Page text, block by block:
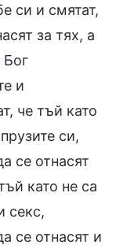
си и смятат,
за тях, а
Бог
и
че тъй като
си,
се отнасят
като не са
секс,
се отнасят и